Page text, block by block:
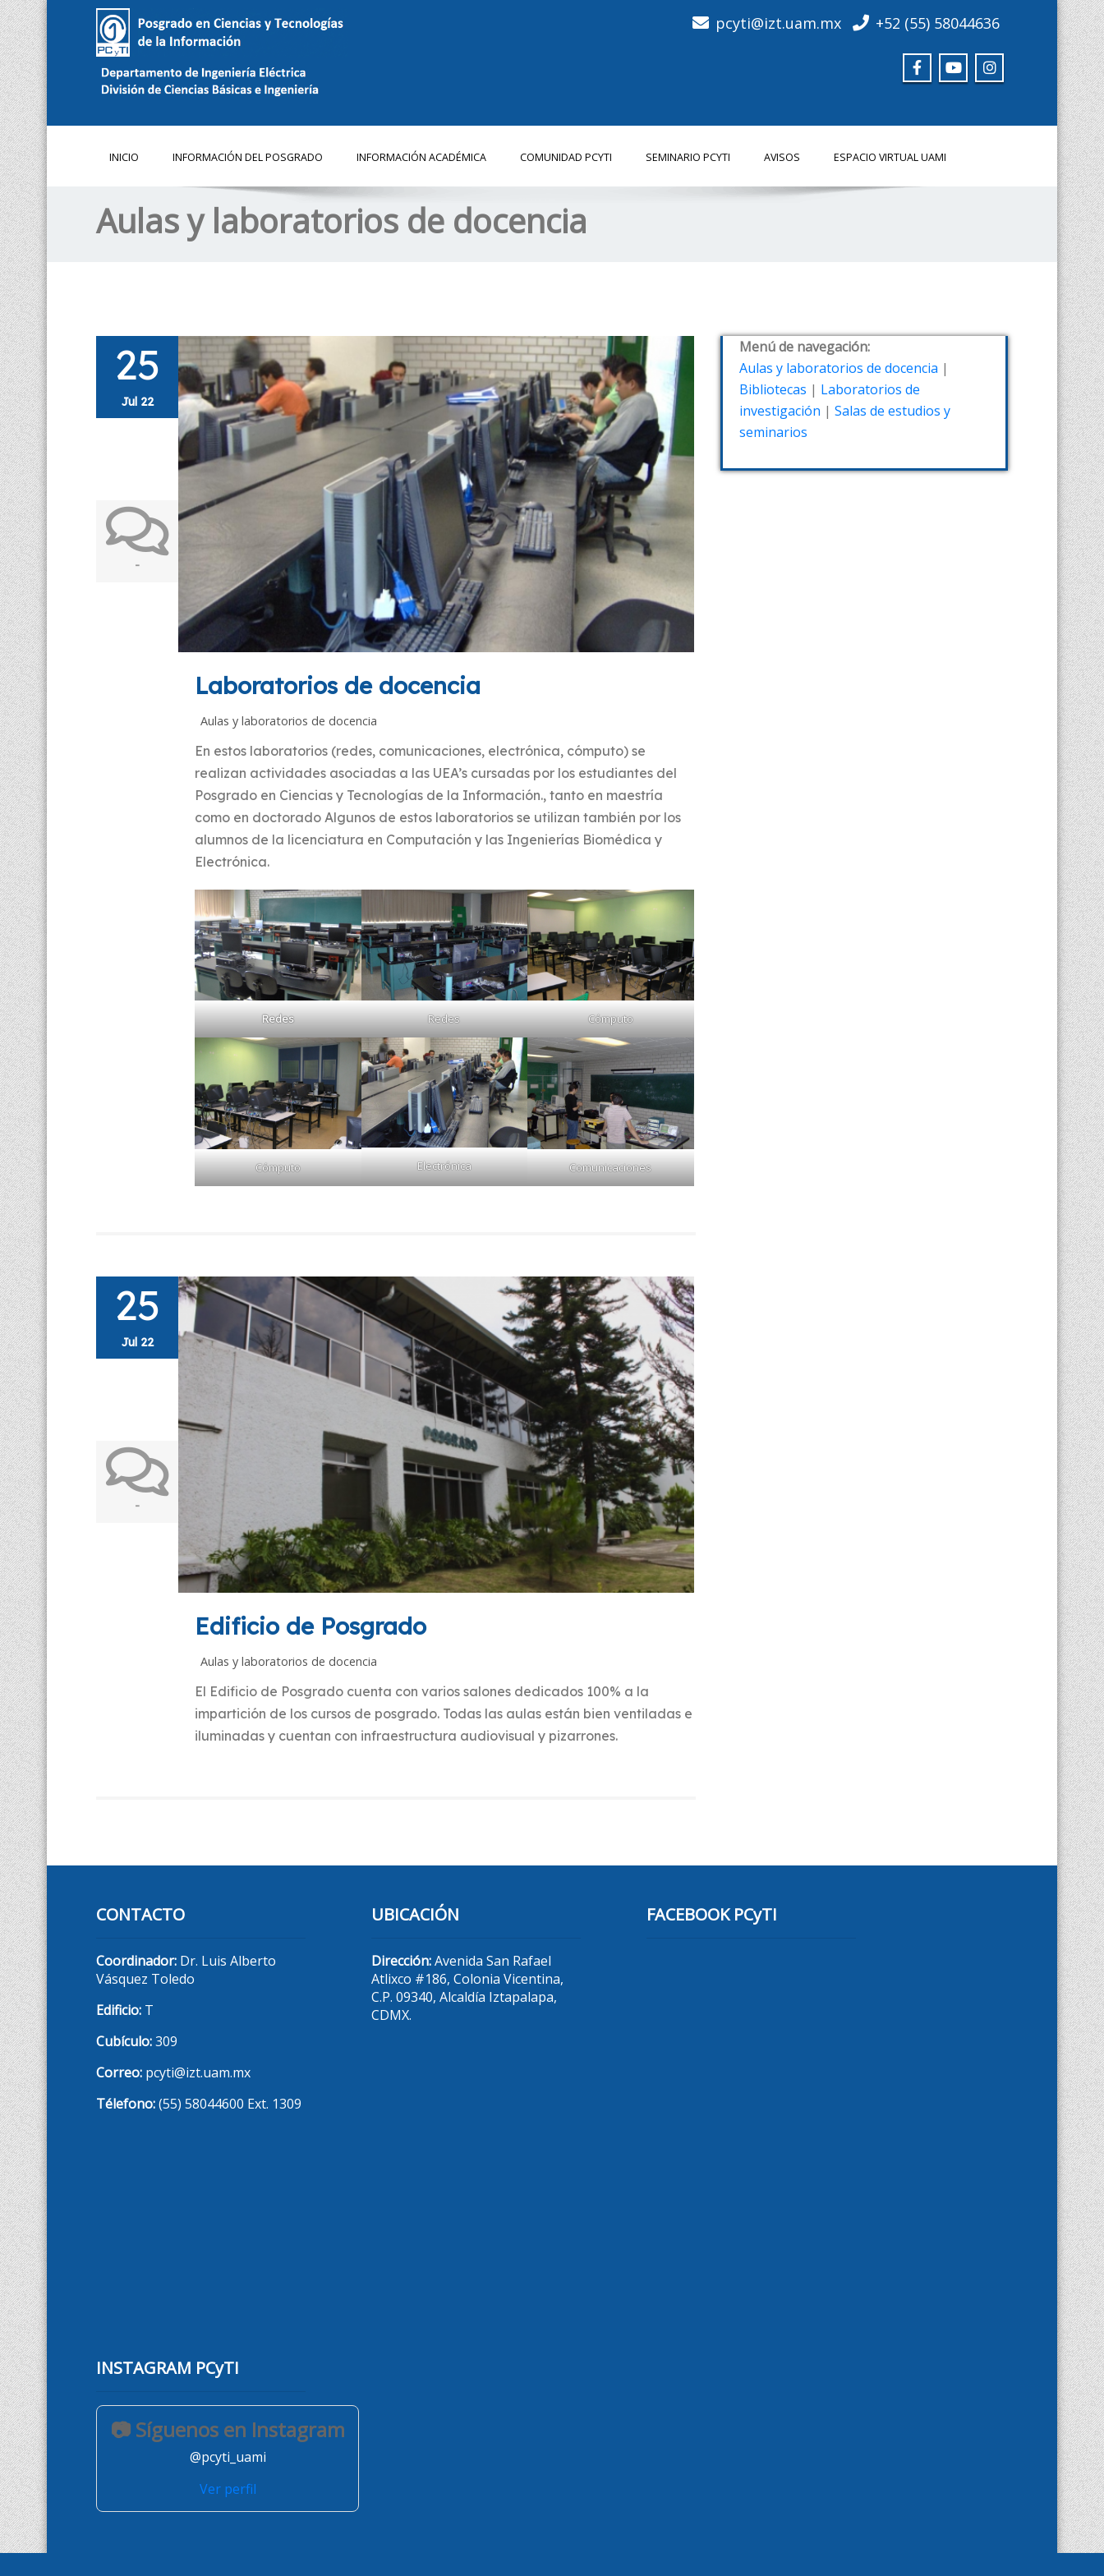
pcyti@izt.uam.mx +52 (55) 58044636
INICIO INFORMACIÓN DEL POSGRADO INFORMACIÓN ACADÉMICA COMUNIDAD PCYTI SEMINARIO PCYTI AVISOS ESPACIO VIRTUAL UAMI
Aulas y laboratorios de docencia
25
Jul 22
-
Laboratorios de docencia
Aulas y laboratorios de docencia
En estos laboratorios (redes, comunicaciones, electrónica, cómputo) se
realizan actividades asociadas a las UEA’s cursadas por los estudiantes del
Posgrado en Ciencias y Tecnologías de la Información., tanto en maestría
como en doctorado Algunos de estos laboratorios se utilizan también por los
alumnos de la licenciatura en Computación y las Ingenierías Biomédica y
Electrónica.
Redes Redes Cómputo
Cómputo Electrónica Comunicaciones
25
Jul 22
-
Edificio de Posgrado
Aulas y laboratorios de docencia
El Edificio de Posgrado cuenta con varios salones dedicados 100% a la
impartición de los cursos de posgrado. Todas las aulas están bien ventiladas e
iluminadas y cuentan con infraestructura audiovisual y pizarrones.
Menú de navegación:
Aulas y laboratorios de docencia |
Bibliotecas | Laboratorios de
investigación | Salas de estudios y
seminarios
CONTACTO
Coordinador: Dr. Luis Alberto
Vásquez Toledo
Edificio: T
Cubículo:309
Correo: pcyti@izt.uam.mx
Télefono:(55) 58044600 Ext. 1309
UBICACIÓN
Dirección:Avenida San Rafael
Atlixco #186, Colonia Vicentina,
C.P. 09340, Alcaldía Iztapalapa,
CDMX.
FACEBOOK PCyTI
INSTAGRAM PCyTI
📷 Síguenos en Instagram
@pcyti_uami
Ver perfil